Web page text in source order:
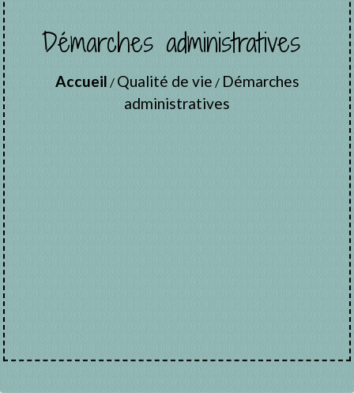
Démarches administratives
Accueil / Qualité de vie / Démarches
administratives